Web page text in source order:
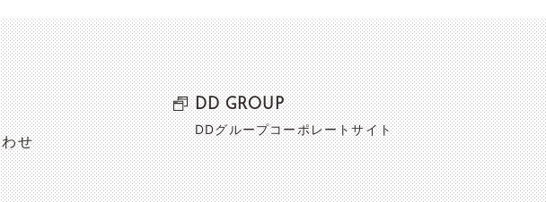
せ
DD GROUP
DDグループコーポレートサイト